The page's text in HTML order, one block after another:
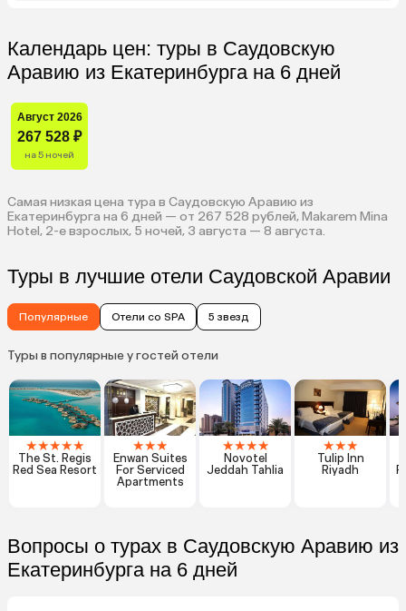
Календарь цен: туры в Саудовскую
Аравию из Екатеринбурга на 6 дней
Август 2026
267 528 ₽
на 5 ночей
Самая низкая цена тура в Саудовскую Аравию из
Екатеринбурга на 6 дней — от 267 528 рублей, Makarem Mina
Hotel, 2-е взрослых, 5 ночей, 3 августа — 8 августа.
Туры в лучшие отели Саудовской Аравии
Популярные Отели со SPA 5 звезд
Туры в популярные у гостей отели
★★★★★
The St. Regis
Red Sea Resort
★★★
Enwan Suites
For Serviced
Apartments
★★★★
Novotel
Jeddah Tahlia
★★★
Tulip Inn
Riyadh
Вопросы о турах в Саудовскую Аравию из
Екатеринбурга на 6 дней